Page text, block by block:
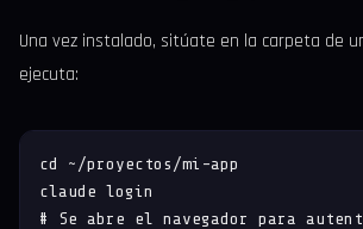
Una vez instalado, sitúate en la carpeta de
ejecuta:
cd ~/proyectos/mi-app
claude login
# Se abre el navegador para